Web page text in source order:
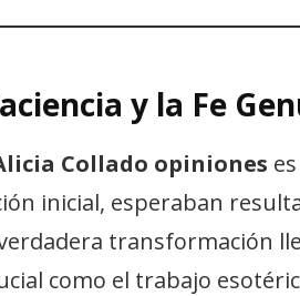
y la Fe
Collado opiniones
inicial, esperaban
transformación
como el trabajo